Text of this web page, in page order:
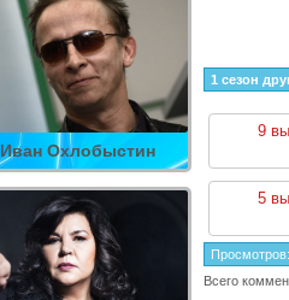
Иван Охлобыстин
1 сезон
9
5
Просмотров:
Всего